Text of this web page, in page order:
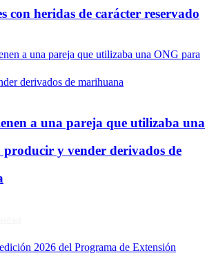
con heridas de carácter reservado
a una pareja que utilizaba una
y vender derivados de